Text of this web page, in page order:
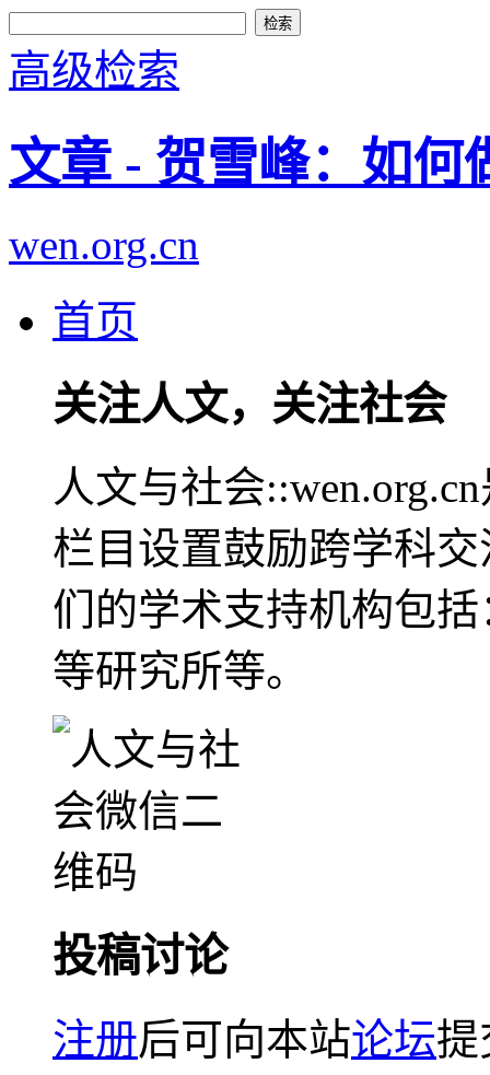
高级检索
文章 - 贺雪峰：如何
wen.org.cn
首页
关注人文，关注社会
人文与社会
栏目设置鼓励跨学科
们的学术支持机构包
等研究所等。
投稿讨论
注册后可向本站论坛提